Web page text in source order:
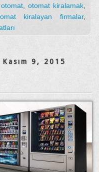
,otomat ,otomat kiralamak
kiralayan firmalar,
9, 2015